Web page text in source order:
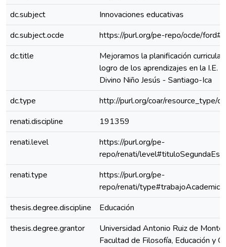
dc.subject
Innovaciones educativas
dc.subject.ocde
https://purl.org/pe-repo/ocde/
dc.title
Mejoramos la planificación
logro de los aprendizajes en la I.E.
Divino Niño Jesús - Santiago-Ica
dc.type
http://purl.org/coar/resource_type/
renati.discipline
191359
renati.level
https://purl.org/pe-
repo/renati/
renati.type
https://purl.org/pe-
repo/renati/type#trabajoAcademico
thesis.degree.discipline
Educación
thesis.degree.grantor
Universidad Antonio Ruiz de
Facultad de Filosofía, Educación y